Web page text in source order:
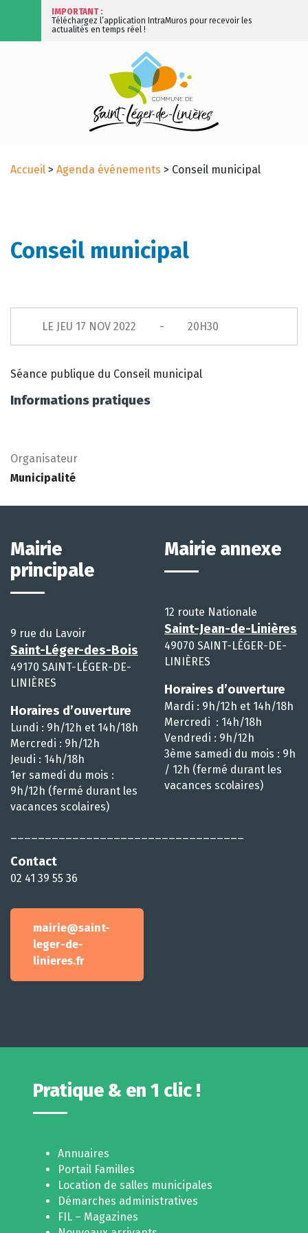
IMPORTANT :
Téléchargez l’application IntraMuros pour recevoir les
actualités en temps réel !
Accueil > Agenda événements > Conseil municipal
Conseil municipal
LE JEU 17 NOV 2022 20H30
Séance publique du Conseil municipal
Informations pratiques
Organisateur
Municipalité
Mairie
principale
9 rue du Lavoir
Saint-Léger-des-Bois
49170 SAINT-LÉGER-DE-
LINIÈRES
Horaires d’ouverture
Lundi : 9h/12h et 14h/18h
Mercredi : 9h/12h
Jeudi : 14h/18h
1er samedi du mois :
9h/12h (fermé durant les
vacances scolaires)
Contact
02 41 39 55 36
mairie@saint-
leger-de-
linieres.fr
Mairie annexe
12 route Nationale
Saint-Jean-de-Linières
49070 SAINT-LÉGER-DE-
LINIÈRES
Horaires d’ouverture
Mardi : 9h/12h et 14h/18h
Mercredi : 14h/18h
Vendredi : 9h/12h
3ème samedi du mois : 9h
/ 12h (fermé durant les
vacances scolaires)
Pratique & en 1 clic !
Annuaires
Portail Familles
Location de salles municipales
Démarches administratives
FIL – Magazines